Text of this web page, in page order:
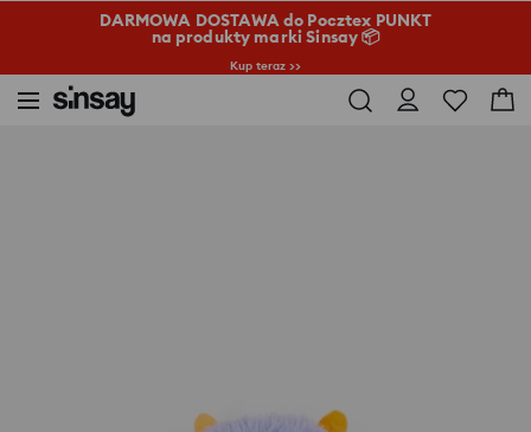
DARMOWA DOSTAWA do Pocztex PUNKT
na produkty marki Sinsay 📦
Kup teraz >>